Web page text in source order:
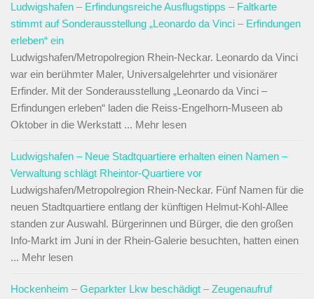
Ludwigshafen – Erfindungsreiche Ausflugstipps – Faltkarte
stimmt auf Sonderausstellung „Leonardo da Vinci – Erfindungen
erleben“ ein
Ludwigshafen/Metropolregion Rhein-Neckar. Leonardo da Vinci
war ein berühmter Maler, Universalgelehrter und visionärer
Erfinder. Mit der Sonderausstellung „Leonardo da Vinci –
Erfindungen erleben“ laden die Reiss-Engelhorn-Museen ab
Oktober in die Werkstatt ... Mehr lesen
Ludwigshafen – Neue Stadtquartiere erhalten einen Namen –
Verwaltung schlägt Rheintor-Quartiere vor
Ludwigshafen/Metropolregion Rhein-Neckar. Fünf Namen für die
neuen Stadtquartiere entlang der künftigen Helmut-Kohl-Allee
standen zur Auswahl. Bürgerinnen und Bürger, die den großen
Info-Markt im Juni in der Rhein-Galerie besuchten, hatten einen
... Mehr lesen
Hockenheim – Geparkter Lkw beschädigt – Zeugenaufruf